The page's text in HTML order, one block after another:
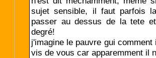
sujet sensible, il faut parfois
passer au dessus de la tete
degré!
j'imagine le pauvre gui
vis de vous car apparemment il